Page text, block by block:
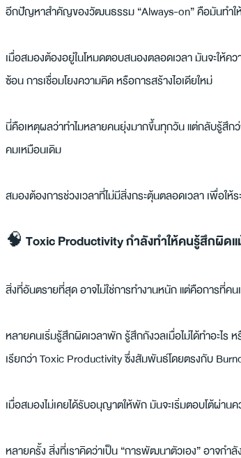
อีกปัญหาสำคัญของวัฒนธรรม “Always-on” คือมันทำใ
เมื่อสมองต้องอยู่ในโหมดตอบสนองตลอดเวลา มันจะให้ค
ซ้อน การเชื่อมโยงความคิด หรือการสร้างไอเดียใหม่
นี่คือเหตุผลว่าทำไมหลายคนยุ่งมากขึ้นทุกวัน แต่กลับรู้สึกว่
คมเหมือนเดิม
สมองต้องการช่วงเวลาที่ไม่มีสิ่งกระตุ้นตลอดเวลา เพื่อให้
🧠 Toxic Productivity กำลังทำให้คนรู้สึกผิด
สิ่งที่อันตรายที่สุด อาจไม่ใช่การทำงานหนัก แต่คือการที่ค
หลายคนเริ่มรู้สึกผิดเวลาพัก รู้สึกกังวลเมื่อไม่ได้ทำอะไ
เรียกว่า Toxic Productivity ซึ่งสัมพันธ์โดยตรงกับ
เมื่อสมองไม่เคยได้รับอนุญาตให้พัก มันจะเริ่มตอบโต้ผ่าน
หลายครั้ง สิ่งที่เราคิดว่าเป็น “การพัฒนาตัวเอง” อาจกำ